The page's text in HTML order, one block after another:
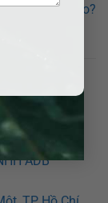
như thế nào?
ADB